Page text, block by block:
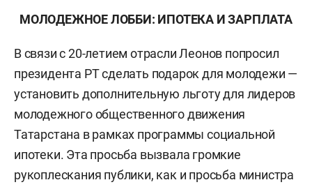
МОЛОДЕЖНОЕ ЛОББИ: ИПОТЕКА И ЗАРПЛАТА
В связи с 20-летием отрасли Леонов попросил
президента РТ сделать подарок для молодежи —
установить дополнительную льготу для лидеров
молодежного общественного движения
Татарстана в рамках программы социальной
ипотеки. Эта просьба вызвала громкие
рукоплескания публики, как и просьба министра